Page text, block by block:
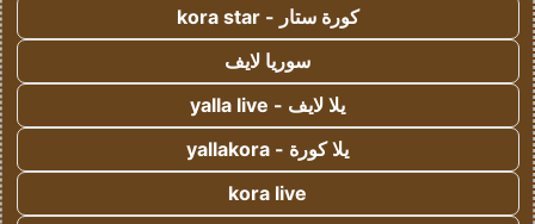
كورة ستار - kora star
سوريا لايف
يلا لايف - yalla live
يلا كورة - yallakora
kora live